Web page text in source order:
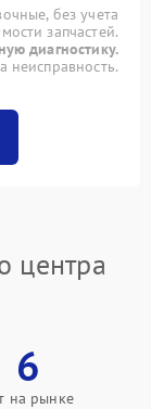
без учета
запчастей.
диагностику.
центра
6
на рынке